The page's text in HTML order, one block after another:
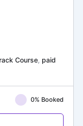
Course, paid
0% Booked